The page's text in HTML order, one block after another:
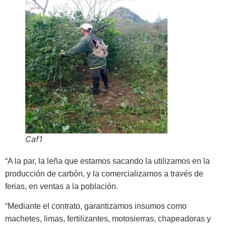
Caf1
“A la par, la leña que estamos sacando la utilizamos en la
producción de carbón, y la comercializamos a través de
ferias, en ventas a la población.
“Mediante el contrato, garantizamos insumos como
machetes, limas, fertilizantes, motosierras, chapeadoras y